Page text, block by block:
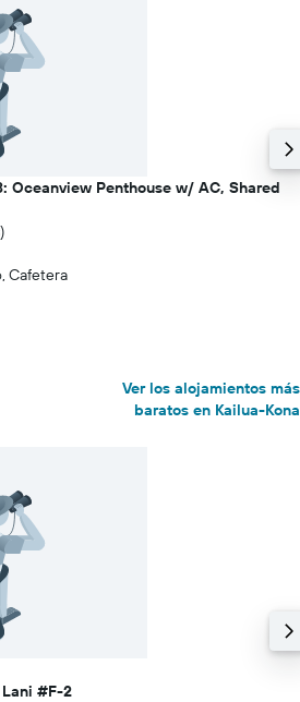
Oceanview Penthouse w/ AC, Shared
Cafetera
Ver los alojamientos más
baratos en Kailua-Kona
#F-2